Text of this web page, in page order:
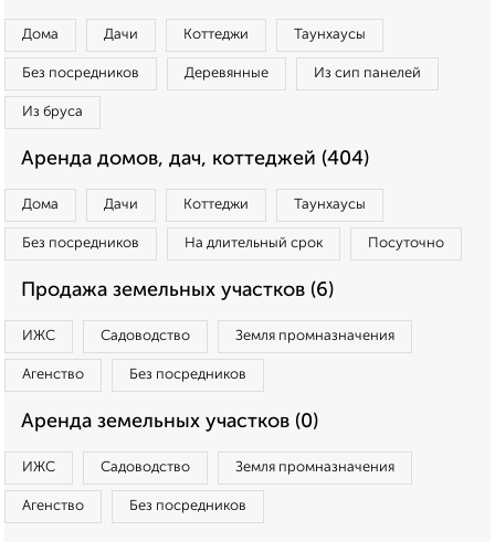
Дома Дачи Коттеджи Таунхаусы
Без посредников Деревянные Из сип панелей
Из бруса
Аренда домов, дач, коттеджей (404)
Дома Дачи Коттеджи Таунхаусы
Без посредников На длительный срок Посуточно
Продажа земельных участков (6)
ИЖС Садоводство Земля промназначения
Агенство Без посредников
Аренда земельных участков (0)
ИЖС Садоводство Земля промназначения
Агенство Без посредников